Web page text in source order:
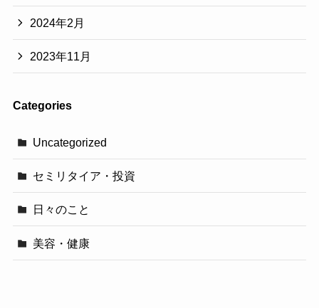
2024年2月
2023年11月
Categories
Uncategorized
セミリタイア・投資
日々のこと
美容・健康